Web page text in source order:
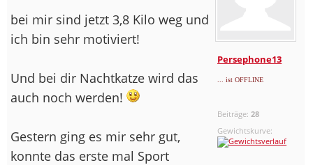
Persephone13
... ist OFFLINE
Beiträge: 28
Gewichtskurve:
bei mir sind jetzt 3,8 Kilo weg und
ich bin sehr motiviert!
Und bei dir Nachtkatze wird das
auch noch werden!
Gestern ging es mir sehr gut,
konnte das erste mal Sport